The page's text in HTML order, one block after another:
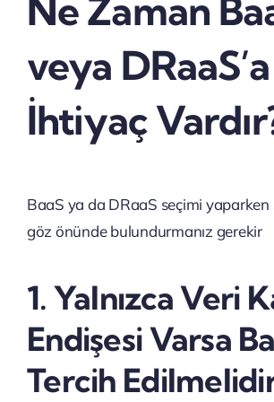
Ne Zaman
veya DRaaS’a
İhtiyaç
BaaS ya da DRaaS seçimi yaparken
göz önünde bulundurmanız gerekir
1. Yalnızca Veri
Endişesi Varsa
Tercih